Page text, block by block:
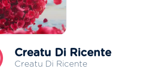
Creatu Di Ricente
Creatu Di Ricente